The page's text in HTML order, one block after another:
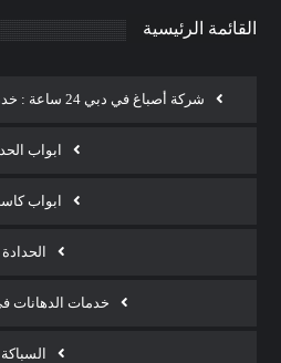
القائمة الرئيسية
شركة أصباغ في دبي 24 ساعة : خدمات احترافية لتجديد منزلك
ابواب
ابواب
الحدادة
خدمات الدهانات
السباكة